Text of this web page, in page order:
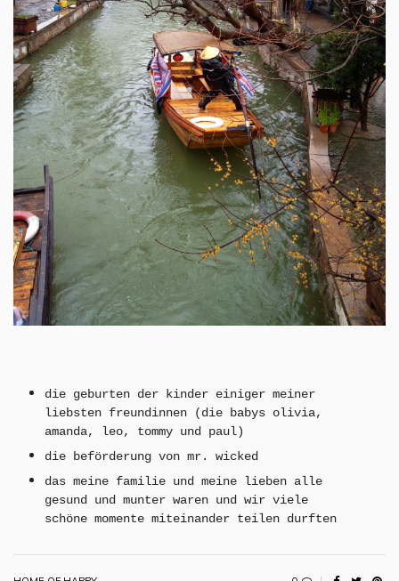
die geburten der kinder einiger meiner
liebsten freundinnen
(die babys olivia,
amanda, leo, tommy und paul)
die beförderung von mr. wicked
das meine familie und meine lieben alle
gesund und munter waren und wir viele
schöne momente miteinander teilen durften